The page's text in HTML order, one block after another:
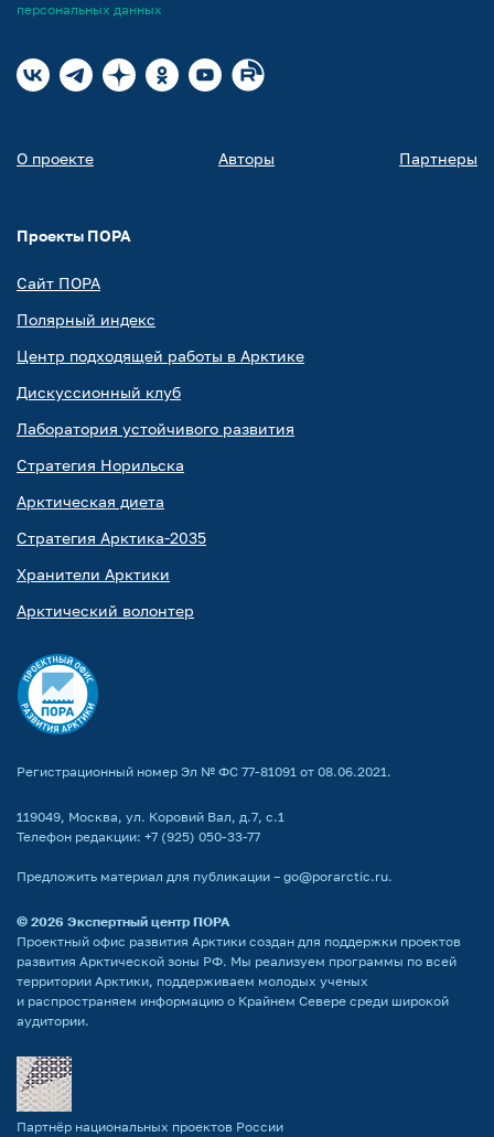
персональных данных
О проекте Авторы Партнеры
Проекты ПОРА
Сайт ПОРА
Полярный индекс
Центр подходящей работы в Арктике
Дискуссионный клуб
Лаборатория устойчивого развития
Стратегия Норильска
Арктическая диета
Стратегия Арктика-2035
Хранители Арктики
Арктический волонтер
Регистрационный номер Эл № ФС 77-81091 от 08.06.2021.
119049, Москва, ул. Коровий Вал, д.7, с.1
Телефон редакции: +7 (925) 050-33-77
Предложить материал для публикации – go@porarctic.ru.
© 2026 Экспертный центр ПОРА
Проектный офис развития Арктики создан для поддержки проектов
развития Арктической зоны РФ. Мы реализуем программы по всей
территории Арктики, поддерживаем молодых ученых
и распространяем информацию о Крайнем Севере среди широкой
аудитории.
Партнёр национальных проектов России